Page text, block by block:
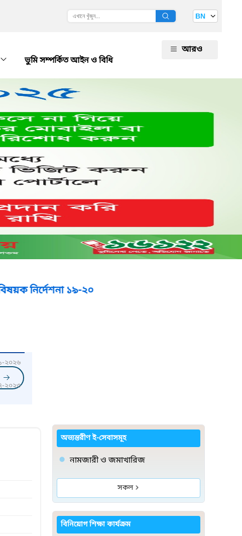
BN
ভুমি সম্পর্কিত আইন ও বিধি
আরও
১৯-২০
২০২৬
২০২৩
অভ্যন্তরীণ ই-সেবাসমূহ
নামজারী ও জমাখারিজ
সকল
বিনিয়োগ শিক্ষা কার্যক্রম